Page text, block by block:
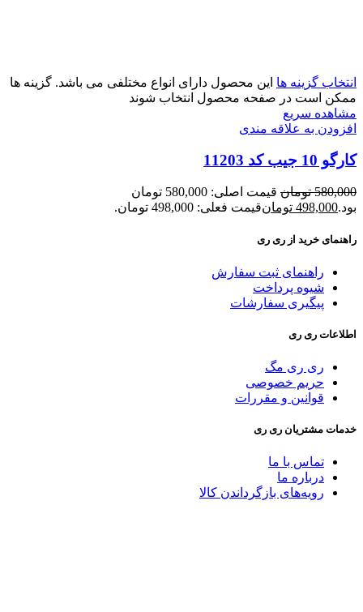
انتخاب گزینه ها این محصول دارای انواع مختلفی می باشد. گزینه ها
ممکن است در صفحه محصول انتخاب شوند
مشاهده سریع
افزودن به علاقه مندی
کارگو 10 جیب کد 11203
580,000 تومان
قیمت اصلی: 580,000 تومان
بود.498,000 تومانقیمت فعلی: 498,000 تومان.
راهنمای خرید از ری ری
راهنمای ثبت سفارش
شیوه پرداخت
پیگیری سفارشات
اطلاعات ری ری
ری ری مگ
حریم خصوصی
قوانین و مقررات
خدمات مشتریان ری ری
تماس با ما
درباره ما
رویه‌های بازگرداندن کالا